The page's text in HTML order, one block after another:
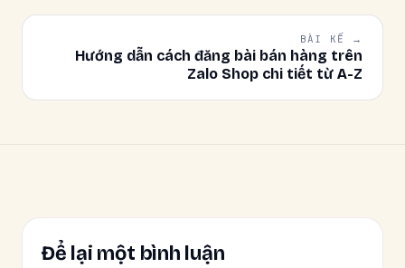
BÀI KẾ →
Hướng dẫn cách đăng bài bán hàng trên
Zalo Shop chi tiết từ A-Z
Để lại một bình luận